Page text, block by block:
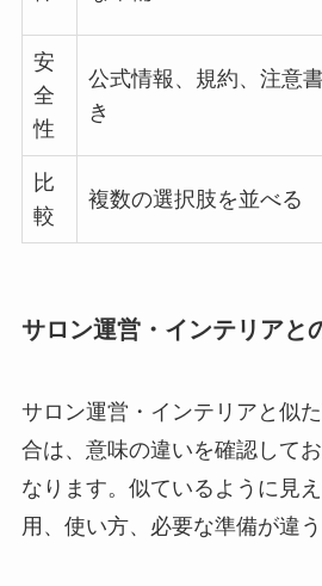
安
全
性
公式情報、規約、注意
き
比
較
複数の選択肢を並べる
サロン運営・インテリアと
サロン運営・インテリアと似
合は、意味の違いを確認して
なります。似ているように見
用、使い方、必要な準備が違